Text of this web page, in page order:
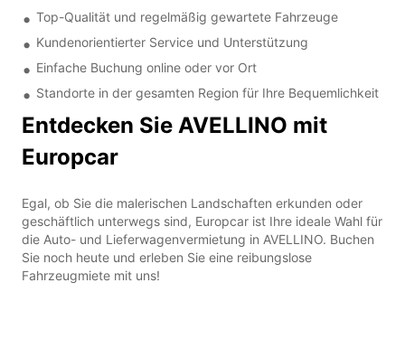
Top-Qualität und regelmäßig gewartete Fahrzeuge
Kundenorientierter Service und Unterstützung
Einfache Buchung online oder vor Ort
Standorte in der gesamten Region für Ihre Bequemlichkeit
Entdecken Sie AVELLINO mit
Europcar
Egal, ob Sie die malerischen Landschaften erkunden oder
geschäftlich unterwegs sind, Europcar ist Ihre ideale Wahl für
die Auto- und Lieferwagenvermietung in AVELLINO. Buchen
Sie noch heute und erleben Sie eine reibungslose
Fahrzeugmiete mit uns!